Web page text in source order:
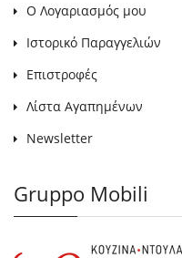
Ο Λογαριασμός μου
Ιστορικό Παραγγελιών
Επιστροφές
Λίστα Αγαπημένων
Newsletter
Gruppo Mobili